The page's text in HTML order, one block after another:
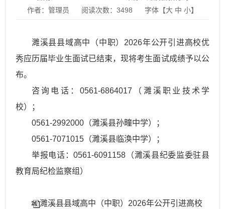
作者：管理员
阅读次数： 3498 字体【大 中 小】
濉溪县县域高中（中职）2026年公开引进高校优
秀应历届毕业生面试已结束，现将考生面试成绩予以公
布。
咨询电话：0561-6864017（濉溪职业技术学
校）；
0561-2992000（濉溪县孙疃中学）；
0561-7071015（濉溪县临涣中学）；
举报电话：0561-6091158（濉溪县纪委监委驻县
教育局纪检监察组）
濉溪县县域高中（中职）2026年公开引进高校